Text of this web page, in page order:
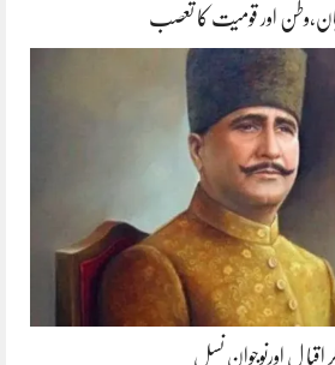
اور قومیت کا تعصب
اقبا ل اورنوجوان نسل